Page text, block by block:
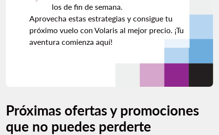
los de fin de semana.
Aprovecha estas estrategias y consigue tu
próximo vuelo con Volaris al mejor precio. ¡Tu
aventura comienza aquí!
Próximas ofertas y promociones
que no puedes perderte